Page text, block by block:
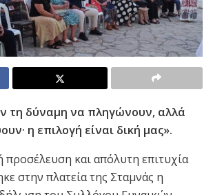
τη δύναμη να πληγώνουν, αλλά
η επιλογή είναι δική μας».
και απόλυτη επιτυχία
στην πλατεία της Σταμνάς η